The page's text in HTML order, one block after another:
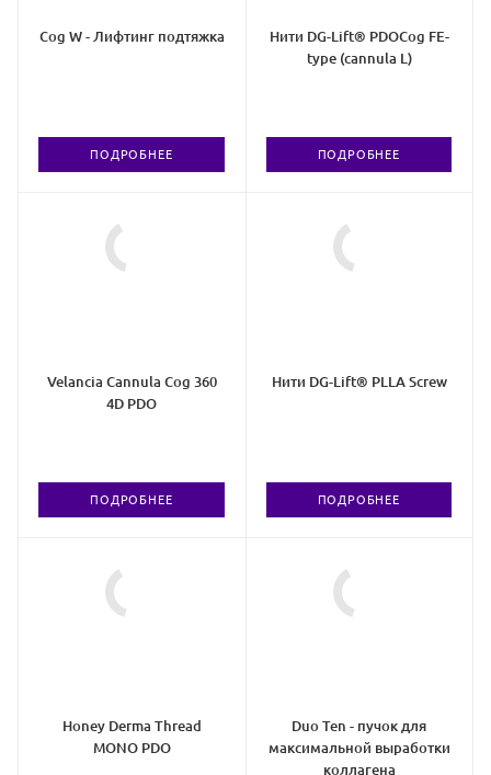
Cog W - Лифтинг подтяжка
ПОДРОБНЕЕ
Нити DG-Lift® PDOCog FE-
type (cannula L)
ПОДРОБНЕЕ
Velancia Cannula Cog 360
4D PDO
ПОДРОБНЕЕ
Нити DG-Lift® PLLA Screw
ПОДРОБНЕЕ
Honey Derma Thread
MONO PDO
Duo Ten - пучок для
максимальной выработки
коллагена